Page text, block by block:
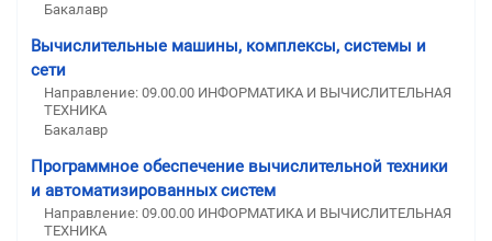
Бакалавр
Вычислительные машины, комплексы, системы и
сети
Направление: 09.00.00 ИНФОРМАТИКА И ВЫЧИСЛИТЕЛЬНАЯ
ТЕХНИКА
Бакалавр
Программное обеспечение вычислительной техники
и автоматизированных систем
Направление: 09.00.00 ИНФОРМАТИКА И ВЫЧИСЛИТЕЛЬНАЯ
ТЕХНИКА